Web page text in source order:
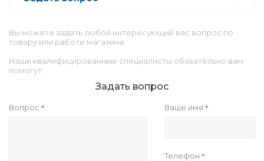
Вы можете задать любой интересующий вас вопрос по
товару или работе магазина.
Наши квалифицированные специалисты обязательно вам
помогут.
Задать вопрос
Вопрос * Ваше имя*
Телефон*